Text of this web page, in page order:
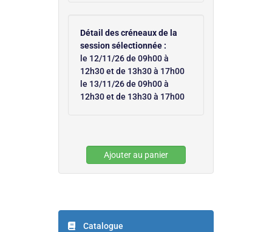
Détail des créneaux de la
session sélectionnée :
le 12/11/26 de 09h00 à
12h30 et de 13h30 à 17h00
le 13/11/26 de 09h00 à
12h30 et de 13h30 à 17h00
Ajouter au panier
Catalogue